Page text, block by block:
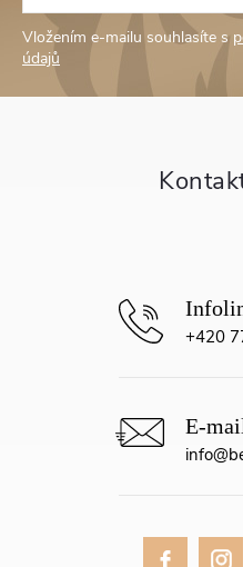
pVložením e-mailu souhlasíte s
údajů
info@
+420